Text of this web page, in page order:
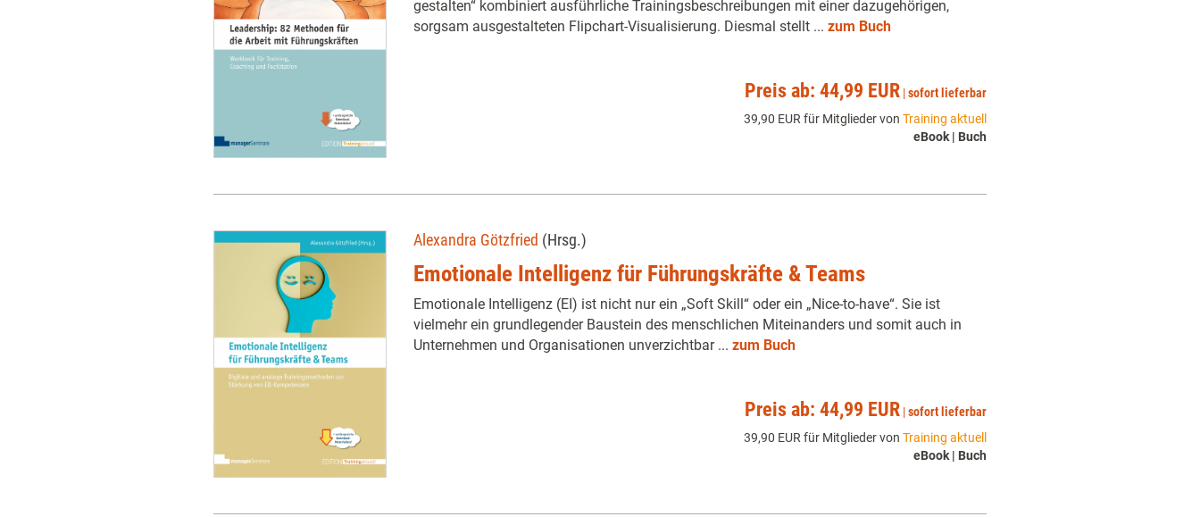
gestalten“ kombiniert ausführliche Trainingsbeschreibungen mit einer dazugehörigen,
sorgsam ausgestalteten Flipchart-Visualisierung. Diesmal stellt ... zum Buch
Preis ab: 44,99 EUR |sofort lieferbar
39,90 EUR für Mitglieder von Training aktuell
eBook | Buch
Alexandra Götzfried (Hrsg.)
Emotionale Intelligenz für Führungskräfte & Teams
Emotionale Intelligenz (EI) ist nicht nur ein „Soft Skill“ oder ein „Nice-to-have“. Sie ist
vielmehr ein grundlegender Baustein des menschlichen Miteinanders und somit auch in
Unternehmen und Organisationen unverzichtbar ... zum Buch
Preis ab: 44,99 EUR |sofort lieferbar
39,90 EUR für Mitglieder von Training aktuell
eBook | Buch